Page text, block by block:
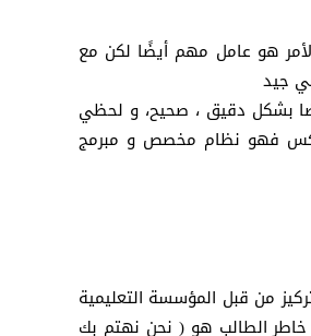
هو عامل مهم أيضًا لكن مع
جيد
بشكل دقيق ، صحيح، و لحظي
فهو نظام مخصص و مبرمج
من قبل المؤسسة التعليمية
خاطر الطالب هو ( نحن نهتم بك